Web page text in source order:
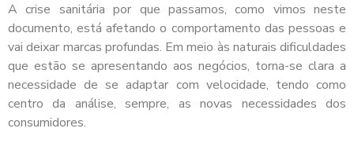
A crise sanitária por que passamos, como vimos neste
documento, está afetando o comportamento das pessoas e
vai deixar marcas profundas. Em meio às naturais dificuldades
que estão se apresentando aos negócios, torna-se clara a
necessidade de se adaptar com velocidade, tendo como
centro da análise, sempre, as novas necessidades dos
consumidores.